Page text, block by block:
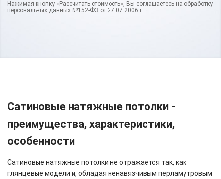
Нажимая кнопку «Рассчитать стоимость», Вы соглашаетесь на обработку
персональных данных №152-ФЗ от 27.07.2006 г.
Сатиновые натяжные потолки -
преимущества, характеристики,
особенности
Сатиновые натяжные потолки не отражается так, как
глянцевые модели и, обладая ненавязчивым перламутровым